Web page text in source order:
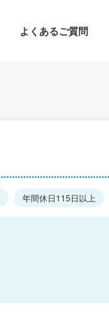
よくあるご質問
年間休日115日以上